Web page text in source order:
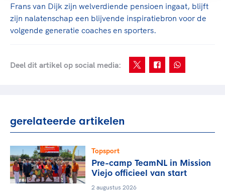
Frans van Dijk zijn welverdiende pensioen ingaat, blijft
zijn nalatenschap een blijvende inspiratiebron voor de
volgende generatie coaches en sporters.
Deel dit artikel op social media:
gerelateerde artikelen
Topsport
Pre-camp TeamNL in Mission
Viejo officieel van start
2 augustus 2026